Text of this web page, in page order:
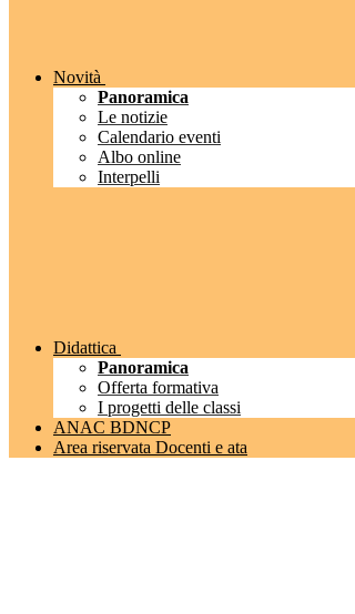
Novità
Panoramica
Le notizie
Calendario eventi
Albo online
Interpelli
Didattica
Panoramica
Offerta formativa
I progetti delle classi
ANAC BDNCP
Area riservata Docenti e ata